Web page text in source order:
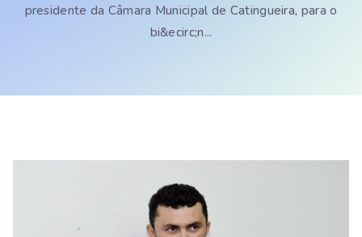
presidente da Câmara Municipal de Catingueira, para o
bi&ecirc;n...